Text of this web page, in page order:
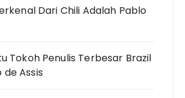
Dari Chili Adalah Pablo
Tokoh Penulis Terbesar Brazil
Assis